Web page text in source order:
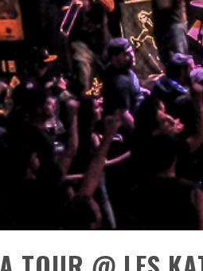
DEATH NOTE SILENCE - COLLIDE AND
ÉNORME SUCCÈS POUR MUSE ET SES
MUSE AU CENTRE VIDÉOTRON DE QUÉBEC
JOURNEY ET TOTO AU CENTRE BELL
JOURNEY AU CENTRE VIDÉOTRON : SAME OR